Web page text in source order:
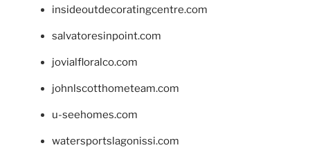
insideoutdecoratingcentre.com
salvatoresinpoint.com
jovialfloralco.com
johnlscotthometeam.com
u-seehomes.com
watersportslagonissi.com